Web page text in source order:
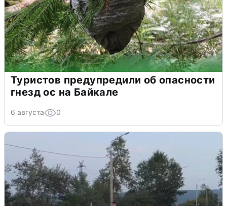
Туристов предупредили об опасности
гнезд ос на Байкале
6 августа 0